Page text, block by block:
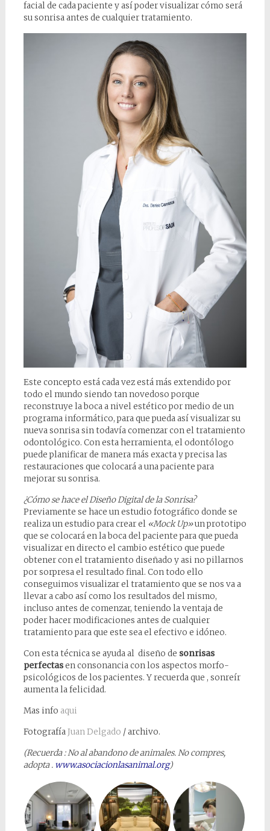
facial de cada paciente y así poder visualizar cómo será
su sonrisa antes de cualquier tratamiento.
Este concepto está cada vez está más extendido por
todo el mundo siendo tan novedoso porque
reconstruye la boca a nivel estético por medio de un
programa informático, para que pueda así visualizar su
nueva sonrisa sin todavía comenzar con el tratamiento
odontológico. Con esta herramienta, el odontólogo
puede planificar de manera más exacta y precisa las
restauraciones que colocará a una paciente para
mejorar su sonrisa.
¿Cómo se hace el Diseño Digital de la Sonrisa?
Previamente se hace un estudio fotográfico donde se
realiza un estudio para crear el «Mock Up»un prototipo
que se colocará en la boca del paciente para que pueda
visualizar en directo el cambio estético que puede
obtener con el tratamiento diseñado y asi no pillarnos
por sorpresa el resultado final. Con todo ello
conseguimos visualizar el tratamiento que se nos va a
llevar a cabo así como los resultados del mismo,
incluso antes de comenzar, teniendo la ventaja de
poder hacer modificaciones antes de cualquier
tratamiento para que este sea el efectivo e idóneo.
Con esta técnica se ayuda al diseño de sonrisas
perfectasen consonancia con los aspectos morfo-
psicológicos de los pacientes. Y recuerda que , sonreír
aumenta la felicidad.
Mas info aqui
FotografíaJuan Delgado / archivo.
(Recuerda : No al abandono de animales. No compres,
adopta . www.asociacionlasanimal.org)